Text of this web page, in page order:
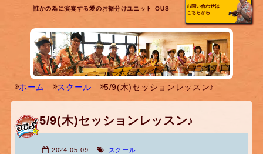
誰かの為に演奏する愛のお裾分けユニット OUS
お問い合わせは
こちらから
ホーム スクール 5/9(木)セッションレッスン♪
5/9(木)セッションレッスン♪
2024-05-09
スクール